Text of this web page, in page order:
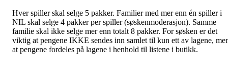
Hver spiller skal selge 5 pakker. Familier med mer enn én spiller i
NIL skal selge 4 pakker per spiller (søskenmoderasjon). Samme
familie skal ikke selge mer enn totalt 8 pakker. For søsken er det
viktig at pengene IKKE sendes inn samlet til kun ett av lagene,
at pengene fordeles på lagene i henhold til listene i butikk.